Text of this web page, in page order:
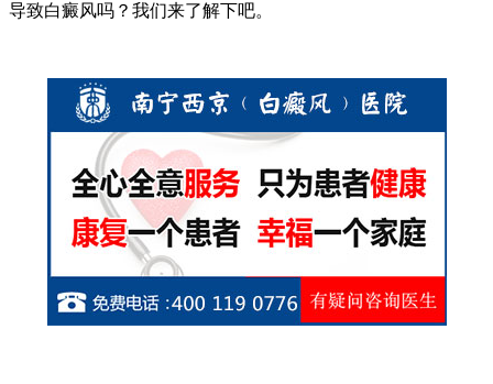
导致白癜风吗？我们来了解下吧。